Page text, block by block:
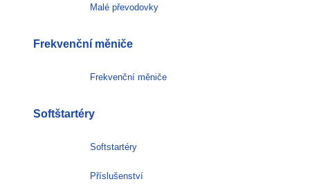
Malé převodovky
Frekvenční měniče
Frekvenční měniče
Softštartéry
Softstartéry
Příslušenství